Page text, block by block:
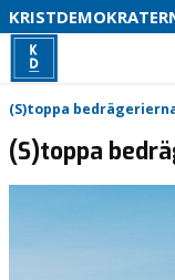
HEM
VÅR POLITIK I
(S)toppa
(S)toppa